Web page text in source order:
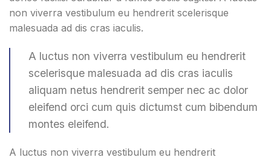
non viverra vestibulum eu hendrerit scelerisque
malesuada ad dis cras iaculis.
A luctus non viverra vestibulum eu hendrerit
scelerisque malesuada ad dis cras iaculis
aliquam netus hendrerit semper nec ac dolor
eleifend orci cum quis dictumst cum bibendum
montes eleifend.
A luctus non viverra vestibulum eu hendrerit